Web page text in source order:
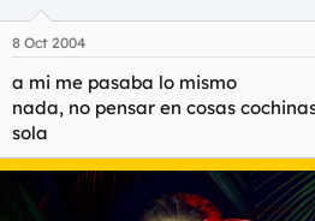
8 Oct 2004
a mi me pasaba lo mismo
nada, no pensar en cosas
sola